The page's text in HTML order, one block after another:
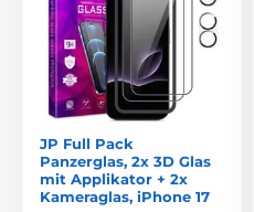
JP Full Pack
Panzerglas, 2x 3D Glas
mit Applikator + 2x
Kameraglas, iPhone 17